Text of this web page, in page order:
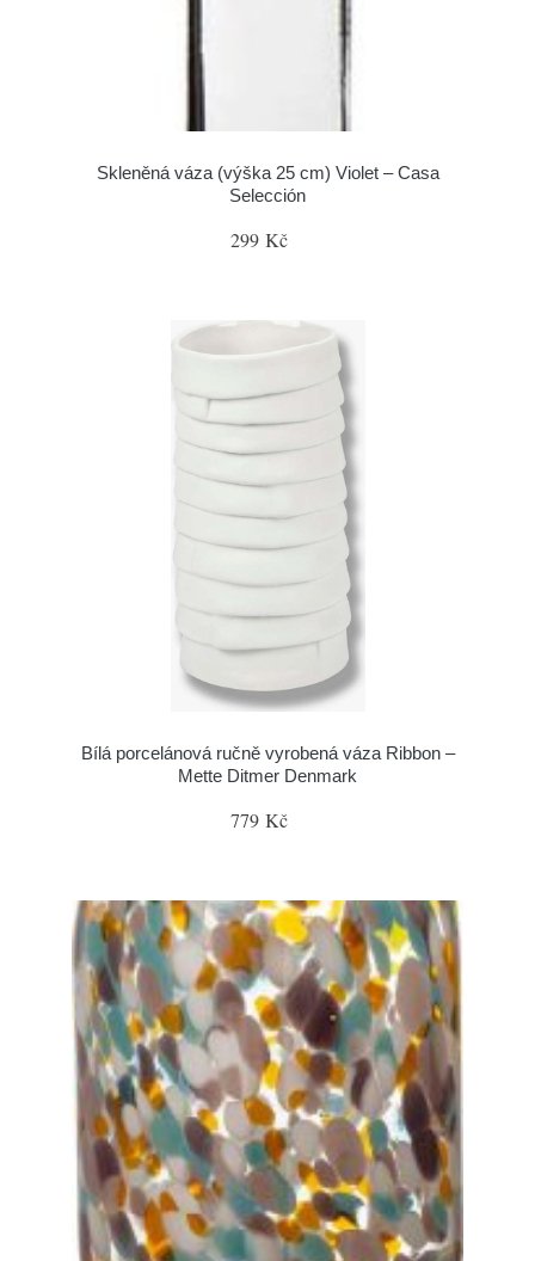
Skleněná váza (výška 25 cm) Violet – Casa
Selección
299 Kč
Bílá porcelánová ručně vyrobená váza Ribbon –
Mette Ditmer Denmark
779 Kč